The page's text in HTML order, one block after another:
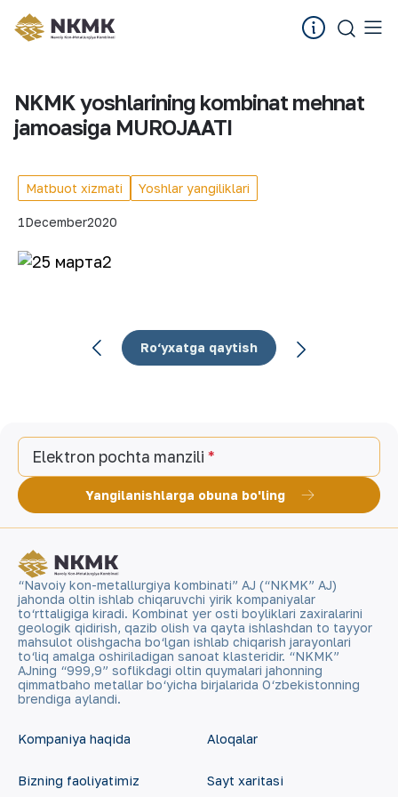
NKMK yoshlarining kombinat mehnat
jamoasiga MUROJAATI
Matbuot xizmati Yoshlar yangiliklari
1December2020
Ro‘yxatga qaytish
Elektron pochta manzili
Yangilanishlarga obuna bo'ling
“Navoiy kon-metallurgiya kombinati” AJ (“NKMK” AJ)
jahonda oltin ishlab chiqaruvchi yirik kompaniyalar
to‘rttaligiga kiradi. Kombinat yer osti boyliklari zaxiralarini
geologik qidirish, qazib olish va qayta ishlashdan to tayyor
mahsulot olishgacha bo‘lgan ishlab chiqarish jarayonlari
to‘liq amalga oshiriladigan sanoat klasteridir. “NKMK”
AJning “999,9” soflikdagi oltin quymalari jahonning
qimmatbaho metallar bo‘yicha birjalarida O‘zbekistonning
brendiga aylandi.
Kompaniya haqida
Bizning faoliyatimiz
Aloqalar
Sayt xaritasi